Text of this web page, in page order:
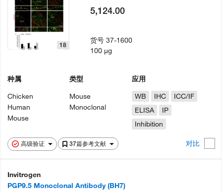
高级验证 37篇参考文献 对比
18
种属
Chicken
Human
Mouse
类型
Mouse
Monoclonal
应用
WB
IHC
ICC/IF
ELISA
IP
Inhibition
5,124.00
货号37-1600
100 µg
Invitrogen
PGP9.5 Monoclonal Antibody (BH7)